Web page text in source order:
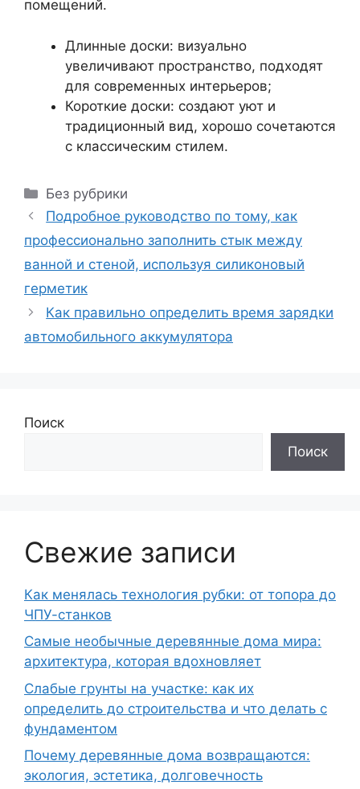
помещений.
Длинные доски: визуально
увеличивают пространство, подходят
для современных интерьеров;
Короткие доски: создают уют и
традиционный вид, хорошо сочетаются
с классическим стилем.
Рубрики
Без рубрики
Подробное руководство по тому, как
профессионально заполнить стык между
ванной и стеной, используя силиконовый
герметик
Как правильно определить время зарядки
автомобильного аккумулятора
Поиск
Поиск
Свежие записи
Как менялась технология рубки: от топора до
ЧПУ-станков
Самые необычные деревянные дома мира:
архитектура, которая вдохновляет
Слабые грунты на участке: как их
определить до строительства и что делать с
фундаментом
Почему деревянные дома возвращаются:
экология, эстетика, долговечность